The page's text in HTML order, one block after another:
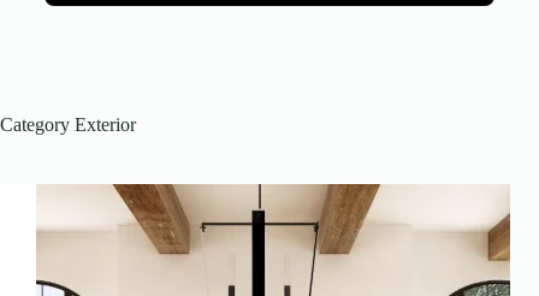
Category Exterior